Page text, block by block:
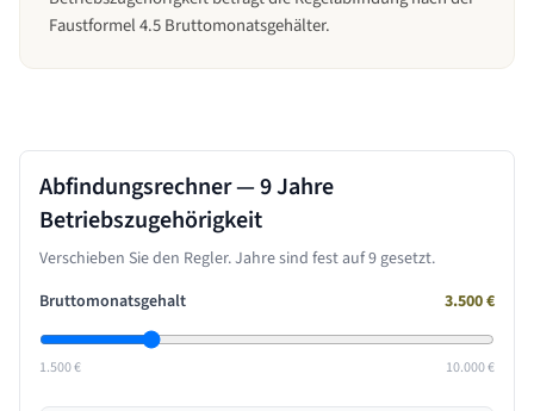
Faustformel 4.5 Bruttomonatsgehälter.
Abfindungsrechner —9 Jahre
Betriebszugehörigkeit
Verschieben Sie den Regler. Jahre sind fest auf9gesetzt.
Bruttomonatsgehalt
3.500€
1.500 € 10.000 €